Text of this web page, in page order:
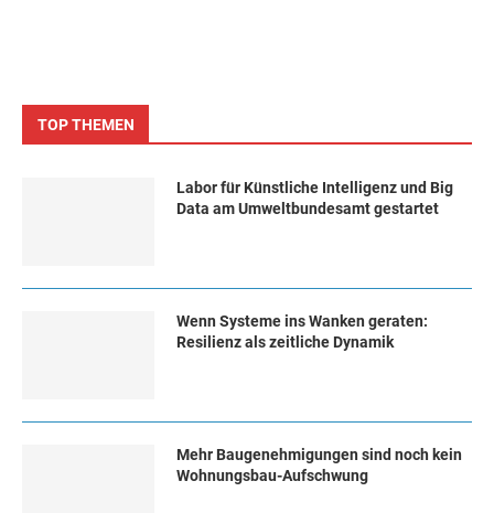
TOP THEMEN
Labor für Künstliche Intelligenz und Big
Data am Umweltbundesamt gestartet
Wenn Systeme ins Wanken geraten:
Resilienz als zeitliche Dynamik
Mehr Baugenehmigungen sind noch kein
Wohnungsbau-Aufschwung